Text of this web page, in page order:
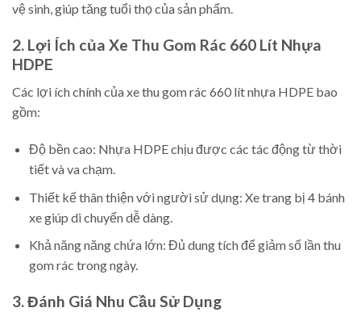
vệ sinh, giúp tăng tuổi thọ của sản phẩm.
2. Lợi Ích của Xe Thu Gom Rác 660 Lít Nhựa
HDPE
Các lợi ích chính của xe thu gom rác 660 lít nhựa HDPE bao
gồm:
Độ bền cao: Nhựa HDPE chịu được các tác động từ thời
tiết và va chạm.
Thiết kế thân thiện với người sử dụng: Xe trang bị 4 bánh
xe giúp di chuyển dễ dàng.
Khả năng năng chứa lớn: Đủ dung tích để giảm số lần thu
gom rác trong ngày.
3. Đánh Giá Nhu Cầu Sử Dụng